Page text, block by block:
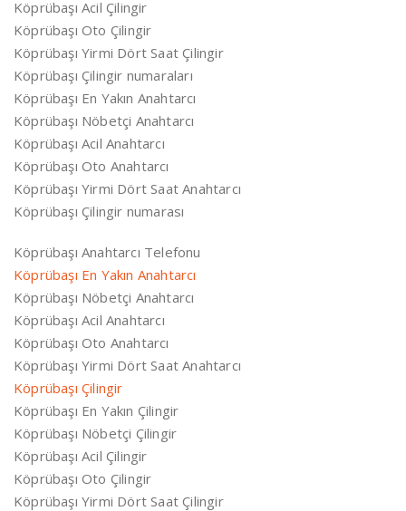
Köprübaşı Acil Çilingir
Köprübaşı Oto Çilingir
Köprübaşı Yirmi Dört Saat Çilingir
Köprübaşı Çilingir numaraları
Köprübaşı En Yakın Anahtarcı
Köprübaşı Nöbetçi Anahtarcı
Köprübaşı Acil Anahtarcı
Köprübaşı Oto Anahtarcı
Köprübaşı Yirmi Dört Saat Anahtarcı
Köprübaşı Çilingir numarası
Köprübaşı Anahtarcı Telefonu
Köprübaşı En Yakın Anahtarcı
Köprübaşı Nöbetçi Anahtarcı
Köprübaşı Acil Anahtarcı
Köprübaşı Oto Anahtarcı
Köprübaşı Yirmi Dört Saat Anahtarcı
Köprübaşı Çilingir
Köprübaşı En Yakın Çilingir
Köprübaşı Nöbetçi Çilingir
Köprübaşı Acil Çilingir
Köprübaşı Oto Çilingir
Köprübaşı Yirmi Dört Saat Çilingir